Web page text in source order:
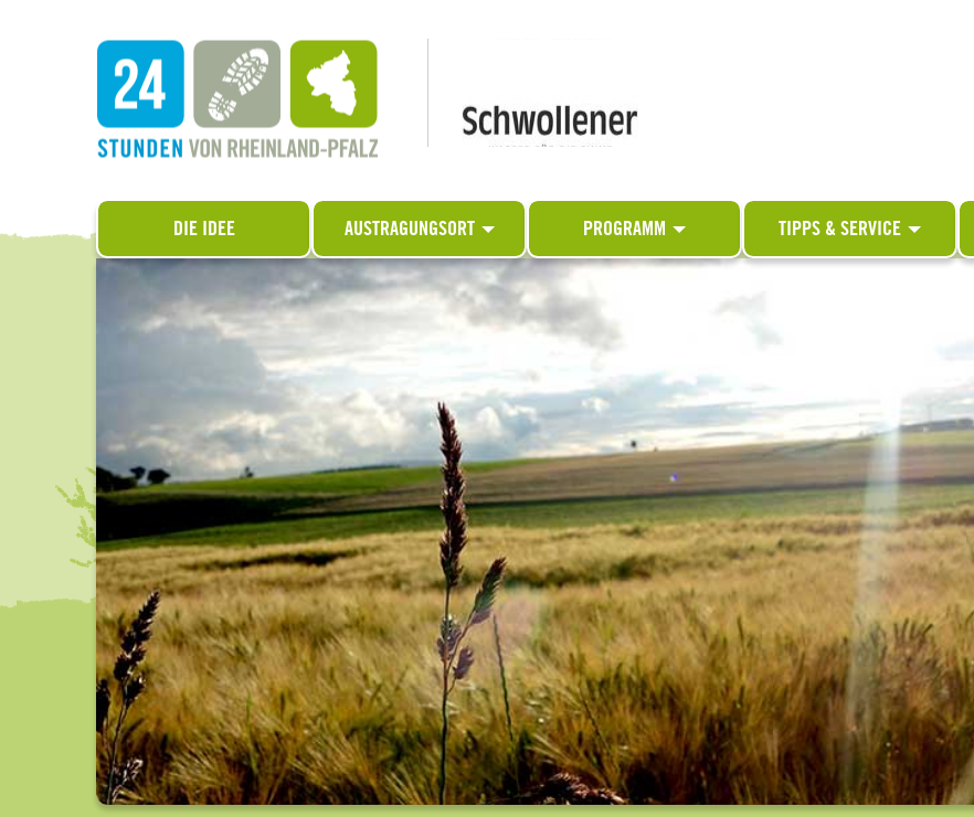
DIE IDEE AUSTRAGUNGSORT PROGRAMM TIPPS & SERVICE